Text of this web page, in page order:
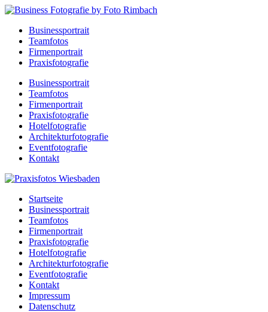
Businessportrait
Teamfotos
Firmenportrait
Praxisfotografie
Businessportrait
Teamfotos
Firmenportrait
Praxisfotografie
Hotelfotografie
Architekturfotografie
Eventfotografie
Kontakt
Startseite
Businessportrait
Teamfotos
Firmenportrait
Praxisfotografie
Hotelfotografie
Architekturfotografie
Eventfotografie
Kontakt
Impressum
Datenschutz